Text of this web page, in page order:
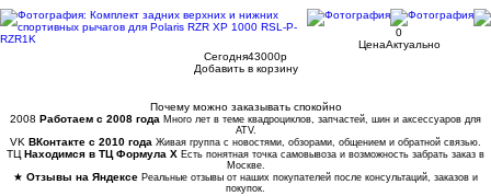
0
ЦенаАктуально
Сегодня43000p
Добавить в корзину
Почему можно заказывать спокойно
2008 Работаем с 2008 года Много лет в теме квадроциклов, запчастей, шин и аксессуаров для
ATV.
VK ВКонтакте с 2010 года Живая группа с новостями, обзорами, общением и обратной связью.
ТЦ Находимся в ТЦ Формула Х Есть понятная точка самовывоза и возможность забрать заказ в
Москве.
★ Отзывы на Яндексе Реальные отзывы от наших покупателей после консультаций, заказов и
покупок.